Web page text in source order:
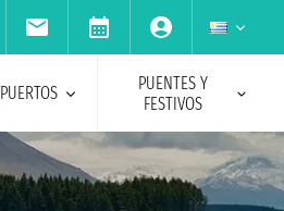
PUERTOS
PUENTES Y
FESTIVOS